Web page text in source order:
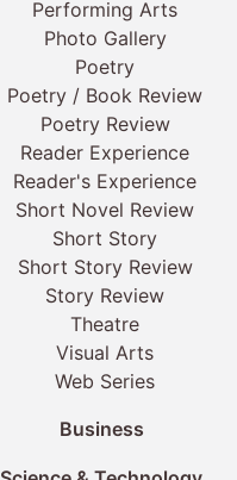
Performing Arts
Photo Gallery
Poetry
Poetry / Book Review
Poetry Review
Reader Experience
Reader's Experience
Short Novel Review
Short Story
Short Story Review
Story Review
Theatre
Visual Arts
Web Series
Business